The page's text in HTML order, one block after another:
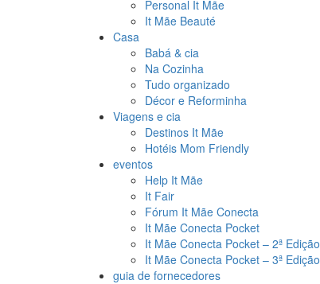
Personal It Mãe
It Mãe Beauté
Casa
Babá & cia
Na Cozinha
Tudo organizado
Décor e Reforminha
Viagens e cia
Destinos It Mãe
Hotéis Mom Friendly
eventos
Help It Mãe
It Fair
Fórum It Mãe Conecta
It Mãe Conecta Pocket
It Mãe Conecta Pocket – 2ª Edição
It Mãe Conecta Pocket – 3ª Edição
guia de fornecedores